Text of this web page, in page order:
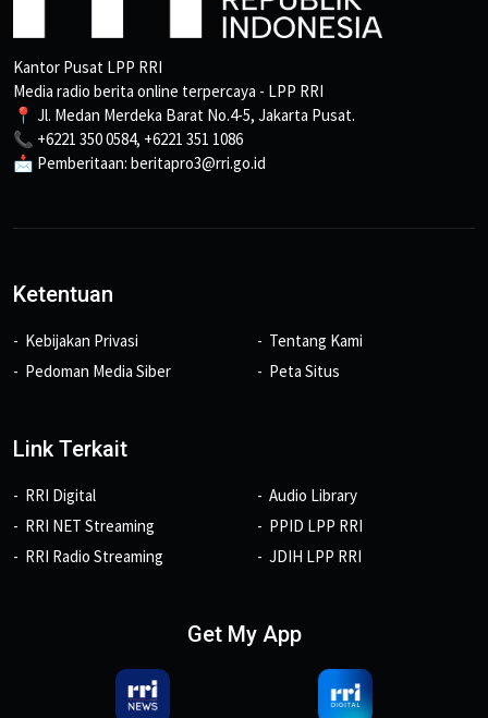
Kantor Pusat LPP RRI
Media radio berita online terpercaya - LPP RRI
📍 Jl. Medan Merdeka Barat No.4-5, Jakarta Pusat.
📞 +6221 350 0584, +6221 351 1086
📩 Pemberitaan: beritapro3@rri.go.id
Ketentuan
Kebijakan Privasi
Pedoman Media Siber
Tentang Kami
Peta Situs
Link Terkait
RRI Digital
RRI NET Streaming
RRI Radio Streaming
Audio Library
PPID LPP RRI
JDIH LPP RRI
Get My App